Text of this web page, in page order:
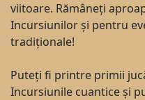
viitoare. Rămâneți
Incursiunilor și pentru
tradiționale!
Puteți fi printre primii
Incursiunile cuantice și